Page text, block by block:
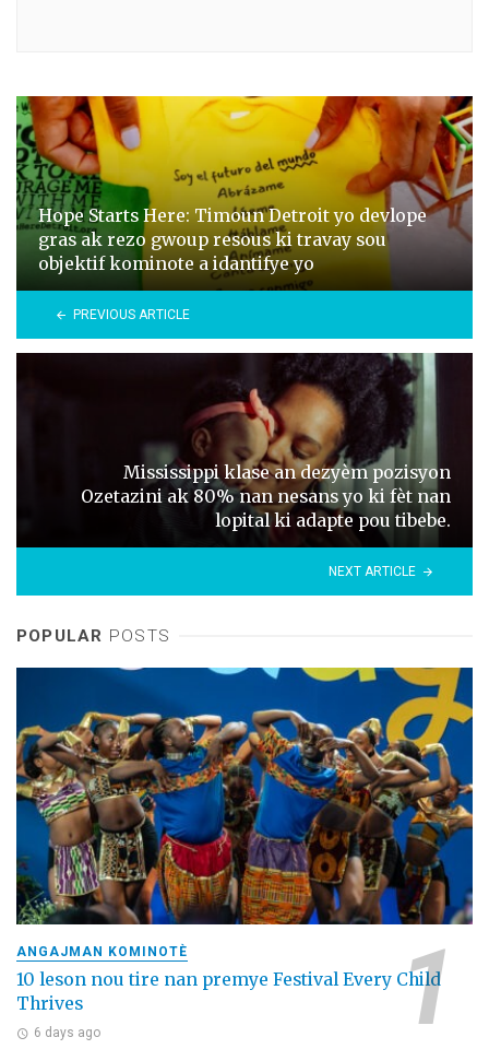
Hope Starts Here: Timoun Detroit yo devlope
gras ak rezo gwoup resous ki travay sou
objektif kominote a idantifye yo
PREVIOUS ARTICLE
Mississippi klase an dezyèm pozisyon
Ozetazini ak 80% nan nesans yo ki fèt nan
lopital ki adapte pou tibebe.
NEXT ARTICLE
POPULAR POSTS
ANGAJMAN KOMINOTÈ
10 leson nou tire nan premye Festival Every Child
Thrives
6 days ago